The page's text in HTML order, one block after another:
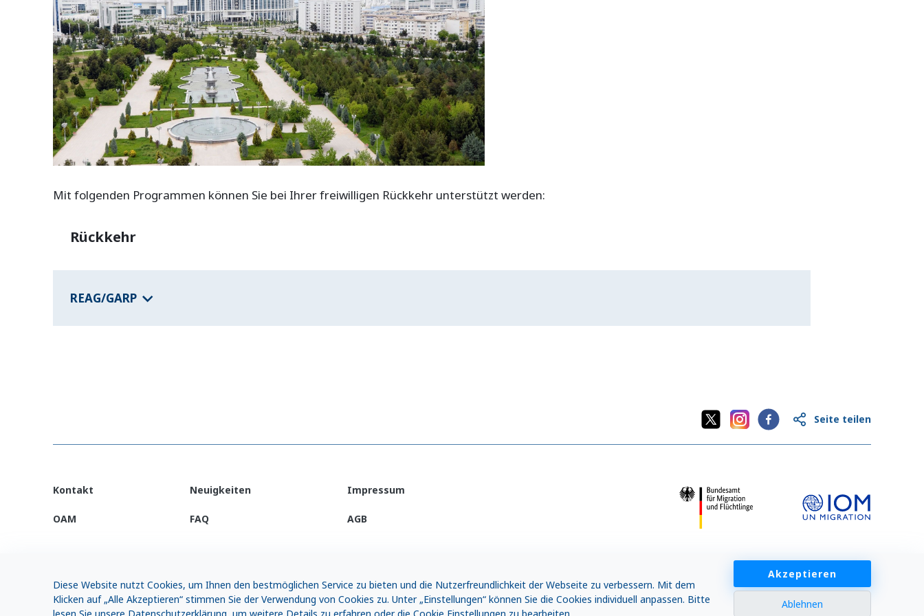
Mit folgenden Programmen können Sie bei Ihrer freiwilligen Rückkehr unterstützt werden:
Rückkehr
REAG/GARP
Seite teilen
Kontakt
OAM
Neuigkeiten
FAQ
Impressum
AGB
Diese Website nutzt Cookies, um Ihnen den bestmöglichen Service zu bieten und die Nutzerfreundlichkeit der Webseite zu verbessern. Mit dem
Klicken auf „Alle Akzeptieren“ stimmen Sie der Verwendung von Cookies zu. Unter „Einstellungen“ können Sie die Cookies individuell anpassen. Bitte
Akzeptieren
Ablehnen
o
t
w
e
n
d
i
g
e
o
o
k
i
s